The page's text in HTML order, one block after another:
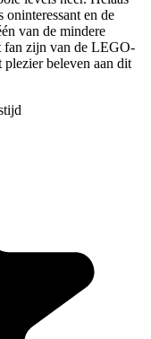
oninteressant en de
van de mindere
fan zijn van de LEGO-
beleven aan dit